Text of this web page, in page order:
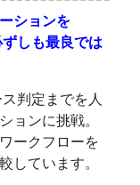
ションを
しも最良では
判定までを人
ョンに挑戦。
ークフローを
しています。